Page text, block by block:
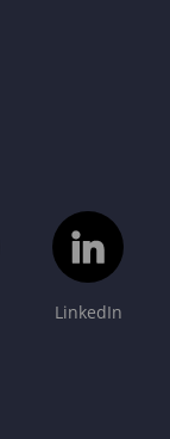
LinkedIn